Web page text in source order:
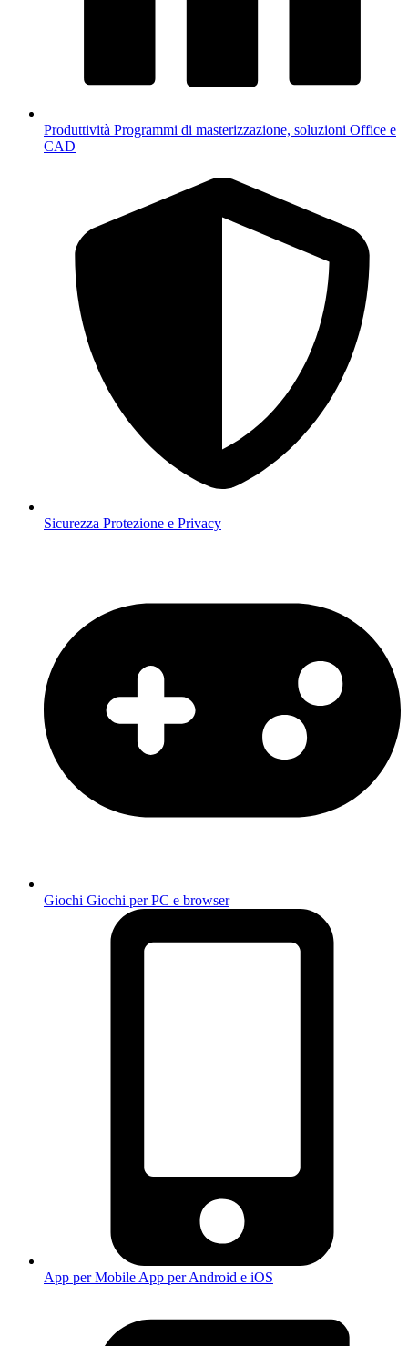
Produttività Programmi di masterizzazione, soluzioni Office e
CAD
Sicurezza Protezione e Privacy
Giochi Giochi per PC e browser
App per Mobile App per Android e iOS